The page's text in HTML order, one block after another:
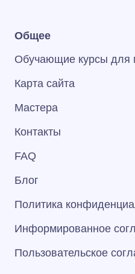
Общее
Обучающие курсы для
Карта сайта
Мастера
Контакты
FAQ
Блог
Политика
Информированное
Пользовательское